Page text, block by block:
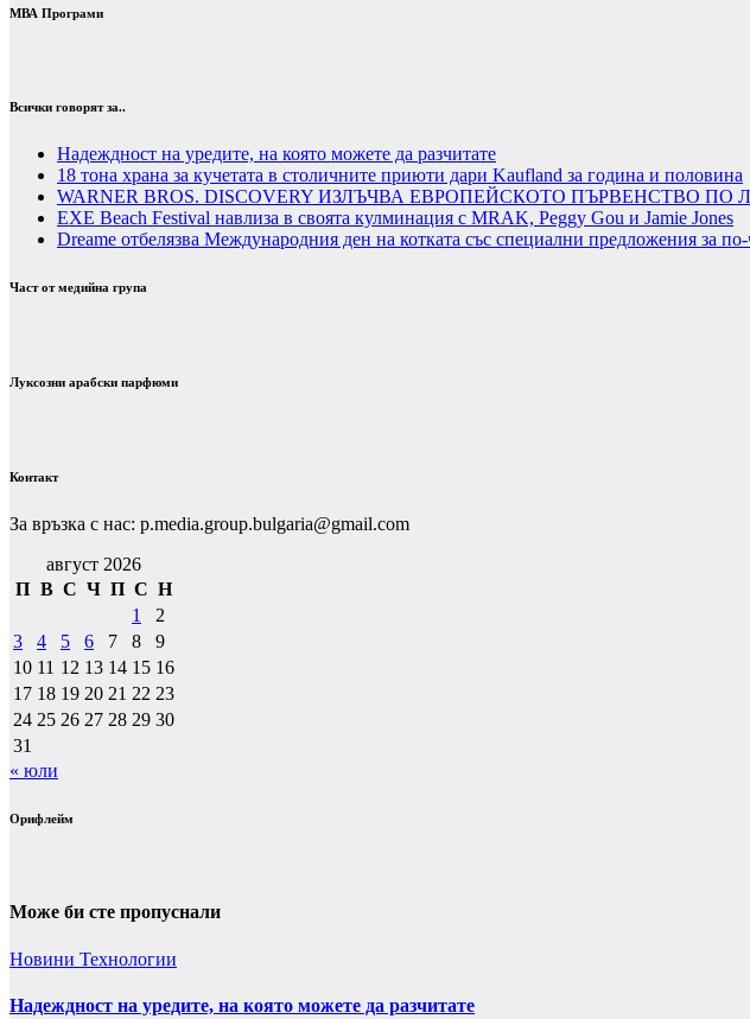
МВА Програми
Всички говорят за..
Надеждност на уредите, на която можете да разчитате
18 тона храна за кучетата в столичните приюти дари Kaufland за година и половина
WARNER BROS. DISCOVERY ИЗЛЪЧВА ЕВРОПЕЙСКОТО ПЪРВЕНСТВО
EXE Beach Festival навлиза в своята кулминация с MRAK, Peggy Gou и Jamie Jones
Dreame отбелязва Международния ден на котката със специални предложения за
Част от медийна група
Луксозни арабски парфюми
Контакт
За връзка с нас: p.media.group.bulgaria@gmail.com
август 2026
П В С Ч П С Н
1
2
3
4 5 6 7 8
9
10 11 12 13 14 15 16
17 18 19 20 21 22 23
24 25 26 27 28 29 30
31
« юли
Орифлейм
Може би сте пропуснали
Новини Технологии
Надеждност на уредите, на която можете да разчитате